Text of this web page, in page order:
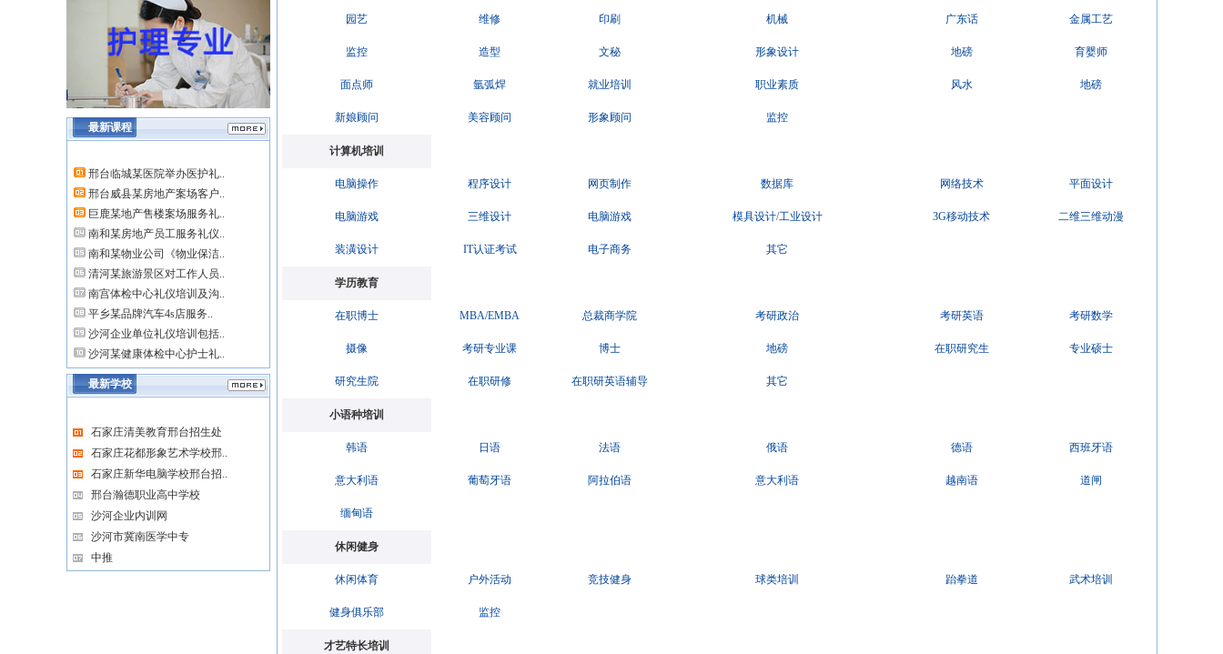
最新课程
邢台临城某医院举办医护礼..
邢台威县某房地产案场客户..
巨鹿某地产售楼案场服务礼..
南和某房地产员工服务礼仪..
南和某物业公司《物业保洁..
清河某旅游景区对工作人员..
南宫体检中心礼仪培训及沟..
平乡某品牌汽车4s店服务..
沙河企业单位礼仪培训包括..
沙河某健康体检中心护士礼..
最新学校
石家庄清美教育邢台招生处
石家庄花都形象艺术学校邢..
石家庄新华电脑学校邢台招..
邢台瀚德职业高中学校
沙河企业内训网
沙河市冀南医学中专
中推
园艺 维修 印刷 机械 广东话 金属工艺
监控 造型 文秘 形象设计 地磅 育婴师
面点师 氩弧焊 就业培训 职业素质 风水 地磅
新娘顾问 美容顾问 形象顾问 监控
计算机培训
电脑操作 程序设计 网页制作 数据库 网络技术 平面设计
电脑游戏 三维设计 电脑游戏 模具设计/工业设计 3G移动技术 二维三维动漫
装潢设计 IT认证考试 电子商务 其它
学历教育
在职博士 MBA/EMBA 总裁商学院 考研政治 考研英语 考研数学
摄像 考研专业课 博士 地磅 在职研究生 专业硕士
研究生院 在职研修 在职研英语辅导 其它
小语种培训
韩语 日语 法语 俄语 德语 西班牙语
意大利语 葡萄牙语 阿拉伯语 意大利语 越南语 道闸
缅甸语
休闲健身
休闲体育 户外活动 竞技健身 球类培训 跆拳道 武术培训
健身俱乐部 监控
才艺特长培训